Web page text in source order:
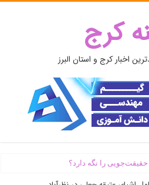
کرج
اخبار کرج و استان البرز
را نگه دارد؟